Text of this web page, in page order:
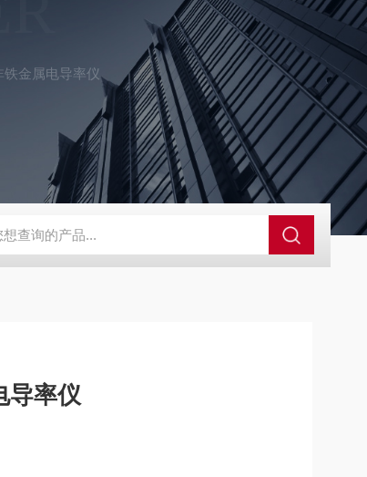
金属电导率仪
操作说明 三丰电子数显高度规543-471B SJ-210三丰粗
导率仪